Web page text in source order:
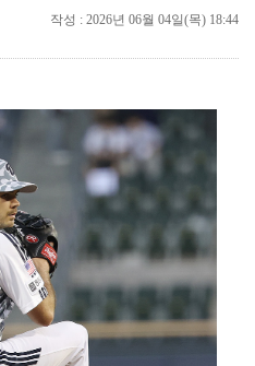
에스파 고척돔 공연에 반가운 얼굴…아이들 미연·트와이스…
에스파, 고척돔 입성…공연 시작 40분 만에 첫 인사 …
'첫 승 도전' 장은수 "우승 의식하기보다 내 플레이에…
'서명관·야고 연속골' 울산, 동해안 더비서 포항 제압…
작성 : 2026년 06월 04일(목) 18:44